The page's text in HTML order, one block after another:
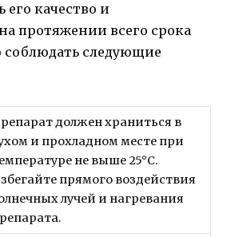
качество и
протяжении всего срока
соблюдать следующие
должен храниться в
и прохладном месте при
не выше 25°C.
прямого воздействия
лучей и нагревания